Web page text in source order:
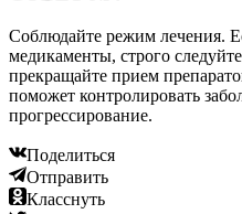
Читайте также:
Какие анализы на
проверить
Читайте также: